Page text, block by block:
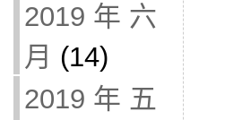
2019 年 六
月 (14)
2019 年 五